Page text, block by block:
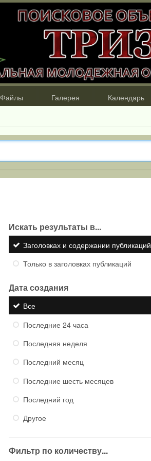
Файлы Галерея Календарь
Искать результаты в...
Заголовках и содержании публикаций
Только в заголовках публикаций
Дата создания
Все
Последние 24 часа
Последняя неделя
Последний месяц
Последние шесть месяцев
Последний год
Другое
Фильтр по количеству...